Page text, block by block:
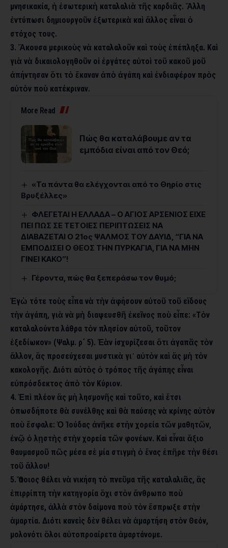
μνησικακία, ἡ ἐσωτερικὴ καταλαλιὰ τῆς καρδιᾶς. Ἄλλη
ἐντύπωσι δημιουργοῦν ἐξωτερικὰ καὶ ἄλλος εἶναι ὁ
στόχος τους.
3. Ἄκουσα μερικοὺς νὰ καταλαλοῦν καὶ τοὺς ἐπέπληξα. Καὶ
γιὰ νὰ δικαιολογηθοῦν οἱ ἐργάτες αὐτοὶ τοῦ κακοῦ μοῦ
ἀπήντησαν ὅτι τὸ ἔκαναν ἀπὸ ἀγάπη καὶ ἐνδιαφέρον πρὸς
αὐτὸν ποὺ κατέκριναν.
More Read
Πώς θα καταλάβουμε αν τα
εμπόδια είναι από τον Θεό;
«Τα πάντα θα ελέγχονται από το Θηρίο στις
Βρυξέλλες»
ΦΛΕΓΕΤΑΙ Η ΕΛΛΑΔΑ – Ο ΑΓΙΟΣ ΑΡΣΕΝΙΟΣ ΕΙΧΕ
ΠΕΙ ΠΩΣ ΣΕ ΤΕΤΟΙΕΣ ΠΕΡΙΠΤΩΣΕΙΣ ΝΑ
ΔΙΑΒΑΖΕΤΑΙ Ο 21ος ΨΑΛΜΟΣ ΤΟΥ ΔΑΥΙΔ, “ΓΙΑ ΝΑ
ΕΜΠΟΔΙΣΕΙ Ο ΘΕΟΣ ΤΗΝ ΠΥΡΚΑΓΙΑ, ΓΙΑ ΝΑ ΜΗΝ
ΓΙΝΕΙ ΚΑΚΟ”!
Γέροντα, πώς θα ξεπεράσω τον θυμό;
Ἐγὼ τότε τοὺς εἶπα νὰ τὴν ἀφήσουν αὐτοῦ τοῦ εἴδους
τὴν ἀγάπη, γιὰ νὰ μὴ διαψευσθῆ ἐκεῖνος ποὺ εἶπε: «Τὸν
καταλαλούντα λάθρα τὸν πλησίον αὐτοῦ, τοῦτον
ἐξεδίωκον» (Ψαλμ. ρ´ 5). Ἐὰν ἰσχυρίζεσαι ὅτι ἀγαπᾶς τὸν
ἄλλον, ἂς προσεύχεσαι μυστικὰ γι᾿ αὐτὸν καὶ ἂς μὴ τὸν
κακολογῆς. Διότι αὐτὸς ὁ τρόπος τῆς ἀγάπης εἶναι
εὐπρόσδεκτος ἀπὸ τὸν Κύριον.
4. Ἐπὶ πλέον ἂς μὴ λησμονῆς καὶ τοῦτο, καὶ ἔτσι
ὁπωσδήποτε θὰ συνέλθης καὶ θὰ παύσης νὰ κρίνης αὐτὸν
ποὺ ἔσφαλε: Ὁ Ἰούδας ἀνῆκε στὴν χορεία τῶν μαθητῶν,
ἐνῷ ὁ λῃστὴς στὴν χορεία τῶν φονέων. Καὶ εἶναι ἄξιο
θαυμασμοῦ πῶς μέσα σὲ μία στιγμὴ ὁ ἕνας ἐπῆρε τὴν θέσι
τοῦ ἄλλου!
5. Ὅποιος θέλει νὰ νικήση τὸ πνεῦμα τῆς καταλαλιᾶς, ἂς
ἐπιρρίπτη τὴν κατηγορία ὄχι στὸν ἄνθρωπο ποὺ
ἁμάρτησε, ἀλλὰ στὸν δαίμονα ποὺ τὸν ἔσπρωξε στὴν
ἁμαρτία. Διότι κανεὶς δὲν θέλει νὰ ἁμαρτήση στὸν Θεόν,
μολονότι ὅλοι αὐτοπροαίρετα ἁμαρτάνομε.